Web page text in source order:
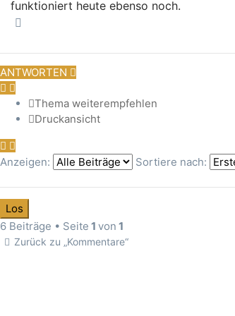
funktioniert heute ebenso noch.
ANTWORTEN
Thema weiterempfehlen
Druckansicht
Anzeigen: Sortiere nach:
6 Beiträge • Seite 1 von 1
Zurück zu „Kommentare“